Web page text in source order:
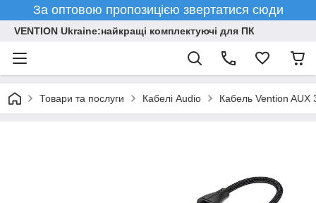
За оптовою пропозицією звертатися сюди
VENTION Ukraine:найкращі комплектуючі для ПК
Товари та послуги Кабелі Audio Кабель Vention